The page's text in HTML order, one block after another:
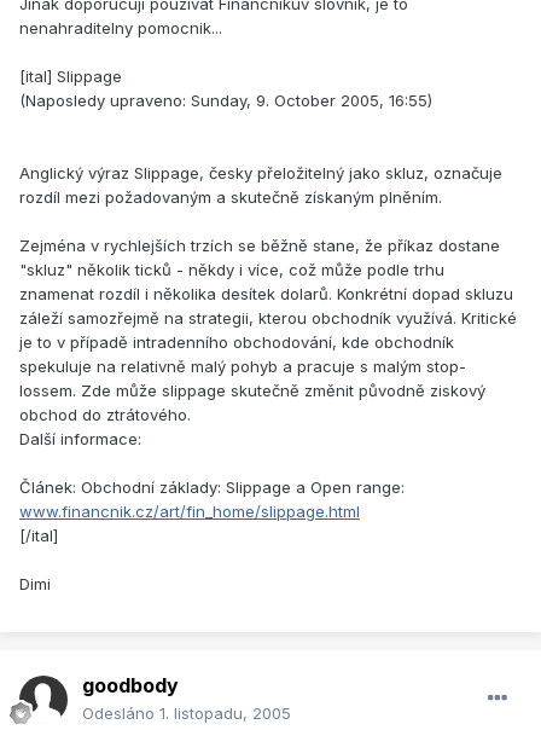
Jinak doporucuji pouzivat Financnikuv slovnik, je to
nenahraditelny pomocnik...
[ital] Slippage
(Naposledy upraveno: Sunday, 9. October 2005, 16:55)
Anglický výraz Slippage, česky přeložitelný jako skluz, označuje
rozdíl mezi požadovaným a skutečně získaným plněním.
Zejména v rychlejších trzích se běžně stane, že příkaz dostane
"skluz" několik ticků - někdy i více, což může podle trhu
znamenat rozdíl i několika desítek dolarů. Konkrétní dopad skluzu
záleží samozřejmě na strategii, kterou obchodník využívá. Kritické
je to v případě intradenního obchodování, kde obchodník
spekuluje na relativně malý pohyb a pracuje s malým stop-
lossem. Zde může slippage skutečně změnit původně ziskový
obchod do ztrátového.
Další informace:
Článek: Obchodní základy: Slippage a Open range:
www.financnik.cz/art/fin_home/slippage.html
[/ital]
Dimi
goodbody
Odesláno 1. listopadu, 2005